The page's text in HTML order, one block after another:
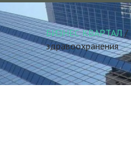
БИЗНЕС КВАРТАЛ /
здравоохранения